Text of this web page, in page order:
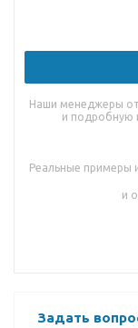
Наши менеджеры
и подробную
Реальные примеры
и
Задать